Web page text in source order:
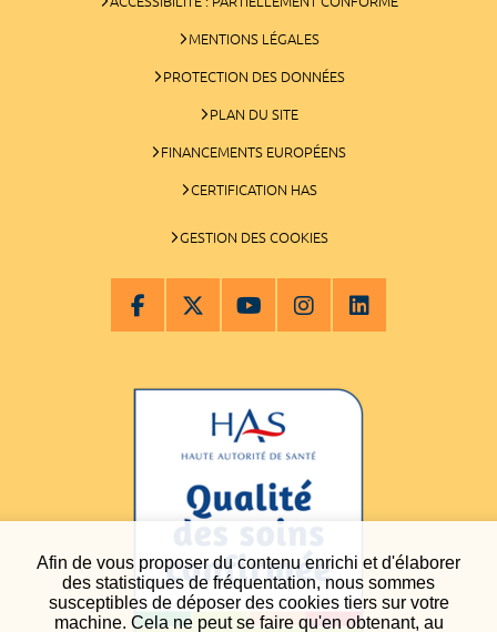
Afin de vous proposer du contenu enrichi et d'élaborer
des statistiques de fréquentation, nous sommes
susceptibles de déposer des cookies tiers sur votre
machine. Cela ne peut se faire qu'en obtenant, au
MENTIONS LÉGALES
PROTECTION DES DONNÉES
PLAN DU SITE
FINANCEMENTS EUROPÉENS
CERTIFICATION HAS
GESTION DES COOKIES